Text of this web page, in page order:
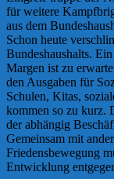
für weitere
aus dem
Schon heute
Bundeshaushalts.
Margen ist zu
den Ausgaben für
Schulen, Kitas,
kommen so zu kurz.
der abhängig
Gemeinsam mit
Friedensbewegung
Entwicklung